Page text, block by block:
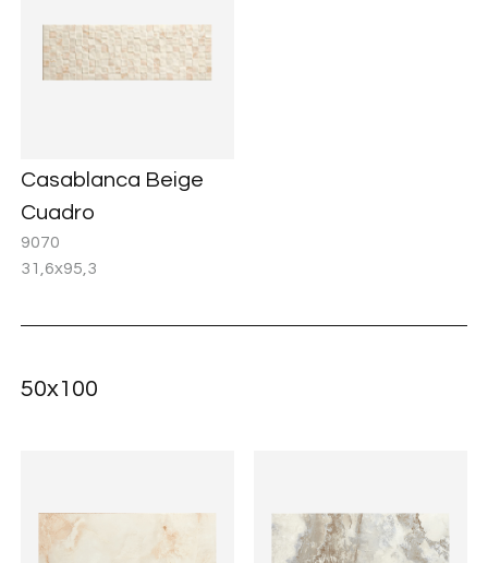
Casablanca Beige
Cuadro
9070
31,6x95,3
50x100